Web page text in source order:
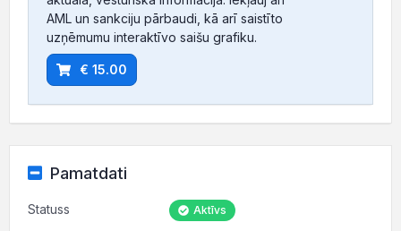
AML un sankciju pārbaudi, kā arī saistīto
uzņēmumu interaktīvo saišu grafiku.
€ 15.00
Pamatdati
Statuss Aktīvs